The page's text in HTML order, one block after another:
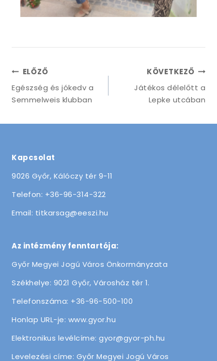
ELŐZŐ
Egészség és jókedv a
Semmelweis klubban
KÖVETKEZŐ
Játékos délelőtt a
Lepke utcában
Kapcsolat
9026 Győr, Kálóczy tér 9-11
Telefon: +36-96-314-322
Email: titkarsag@eeszi.hu
Az intézmény fenntartója:
Győr Megyei Jogú Város Önkormányzata
Székhelye: 9021 Győr, Városház tér 1.
Telefonszáma: +36-96-500-100
Honlap URL-je: www.gyor.hu
Elektronikus levélcíme: gyor@gyor-ph.hu
Levelezési címe: Győr Megyei Jogú Város